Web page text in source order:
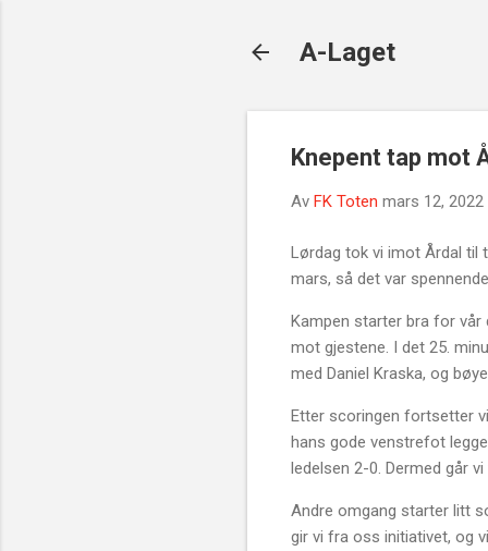
A-Laget
Knepent tap mot
Av FK Toten mars 12, 2022
Lørdag tok vi imot Årdal til
mars, så det var
Kampen starter bra for vår
mot gjestene. I det 25.
med Daniel Kraska, og
Etter scoringen fortsetter
hans gode venstrefot
ledelsen 2-0. Dermed går
Andre omgang starter litt
gir vi fra oss initiativet, og